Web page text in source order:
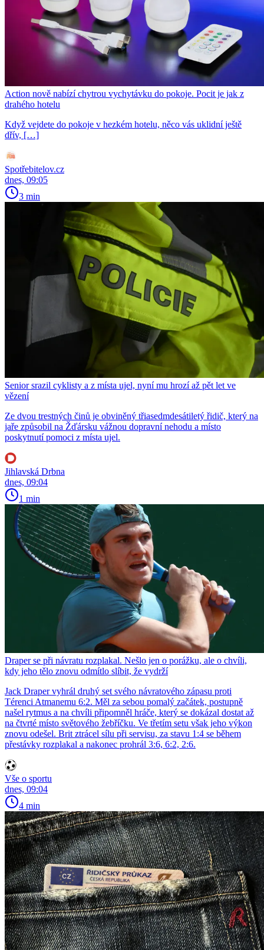
Action nově nabízí chytrou vychytávku do pokoje. Pocit je jak z
drahého hotelu
Když vejdete do pokoje v hezkém hotelu, něco vás uklidní ještě
dřív, […]
Spotřebitelov.cz
dnes, 09:05
3 min
Senior srazil cyklisty a z místa ujel, nyní mu hrozí až pět let ve
vězení
Ze dvou trestných činů je obviněný třiasedmdesátiletý řidič, který na
jaře způsobil na Žďársku vážnou dopravní nehodu a místo
poskytnutí pomoci z místa ujel.
Jihlavská Drbna
dnes, 09:04
1 min
Draper se při návratu rozplakal. Nešlo jen o porážku, ale o chvíli,
kdy jeho tělo znovu odmítlo slíbit, že vydrží
Jack Draper vyhrál druhý set svého návratového zápasu proti
Térenci Atmanemu 6:2. Měl za sebou pomalý začátek, postupně
našel rytmus a na chvíli připomněl hráče, který se dokázal dostat až
na čtvrté místo světového žebříčku. Ve třetím setu však jeho výkon
znovu odešel. Brit ztrácel sílu při servisu, za stavu 1:4 se během
přestávky rozplakal a nakonec prohrál 3:6, 6:2, 2:6.
Vše o sportu
dnes, 09:04
4 min